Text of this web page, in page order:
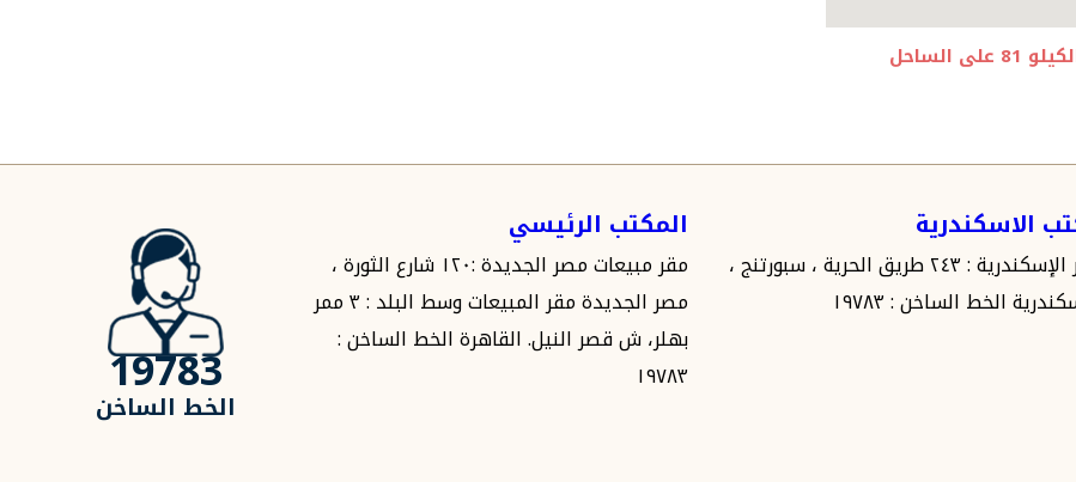
هذا المنتجع الفاخر مباشرة على الشاطئ عند علامة الكيلو 81 على الساحل
الاسكندرية
مقر الإسكندرية : ٢٤٣ طريق الحرية ، سبورتنج ،
الخط الساخن : ١٩٧٨٣
المكتب الرئيسي
مقر مبيعات مصر الجديدة :١٢٠ شارع الثورة ،
مصر الجديدة مقر المبيعات وسط البلد : ٣ ممر
بهلر، ش قصر النيل. القاهرة الخط الساخن :
١٩٧٨٣
19783
الخط الساخن